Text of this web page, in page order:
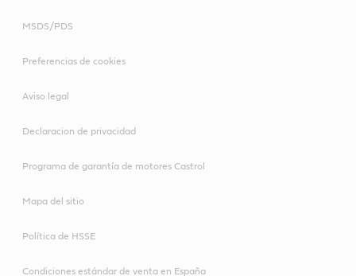
MSDS/PDS
Preferencias de cookies
Aviso legal
Declaracion de privacidad
Programa de garantía de motores Castrol
Mapa del sitio
Política de HSSE
Condiciones estándar de venta en España